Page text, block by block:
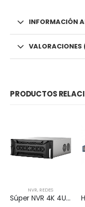
INFORMACIÓN
PRODUCTOS
NVR, REDES
Súper NVR 4K 4U de 256 canales